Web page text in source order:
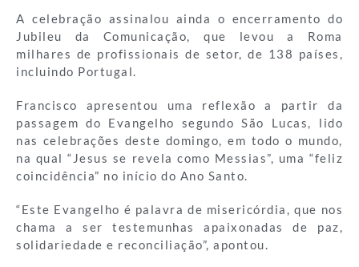
A celebração assinalou ainda o encerramento do
Jubileu da Comunicação, que levou a Roma
milhares de profissionais de setor, de 138 países,
incluindo Portugal.
Francisco apresentou uma reflexão a partir da
passagem do Evangelho segundo São Lucas, lido
nas celebrações deste domingo, em todo o mundo,
na qual “Jesus se revela como Messias”, uma “feliz
coincidência” no início do Ano Santo.
“Este Evangelho é palavra de misericórdia, que nos
chama a ser testemunhas apaixonadas de paz,
solidariedade e reconciliação”, apontou.